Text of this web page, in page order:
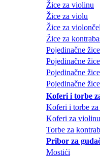
Žice za violinu
Žice za violu
Žice za
Žice za
Pojedinačne
Pojedinačne
Pojedinačne
Pojedinačne
Koferi i torbe
Koferi i torbe
Koferi za violinu
Torbe za
Pribor za
Mostići